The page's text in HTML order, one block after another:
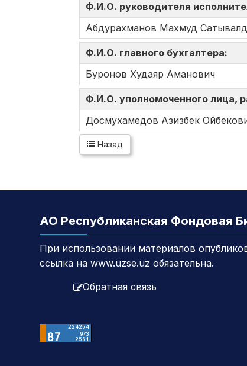
Ф.И.О. руководителя
Абдурахманов Махмуд
Ф.И.О. главного бухгалтера:
Буронов Худаяр Аманович
Ф.И.О. уполномоченного лица,
Досмухамедов Aзизбек
Назад
АО Республиканская Фондовая
При использовании материалов
ссылка на www.uzse.uz обязательна.
Обратная связь